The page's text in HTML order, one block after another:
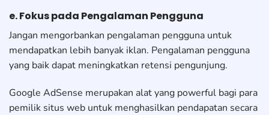
e. Fokus pada Pengalaman Pengguna
Jangan mengorbankan pengalaman pengguna untuk
mendapatkan lebih banyak iklan. Pengalaman pengguna
yang baik dapat meningkatkan retensi pengunjung.
Google AdSense merupakan alat yang powerful bagi para
pemilik situs web untuk menghasilkan pendapatan secara